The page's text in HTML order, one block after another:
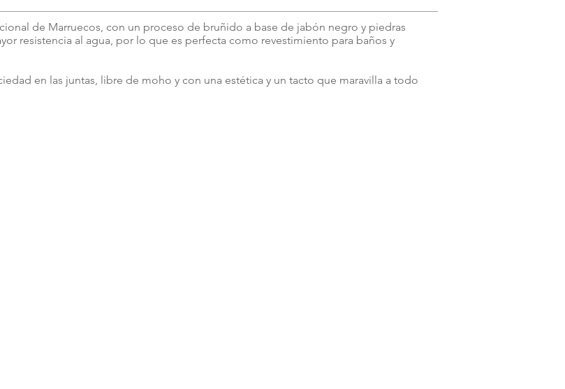
de Marruecos, con un proceso de bruñido a base de jabón negro y piedras
resistencia al agua, por lo que es perfecta como revestimiento para baños y
en las juntas, libre de moho y con una estética y un tacto que maravilla a todo